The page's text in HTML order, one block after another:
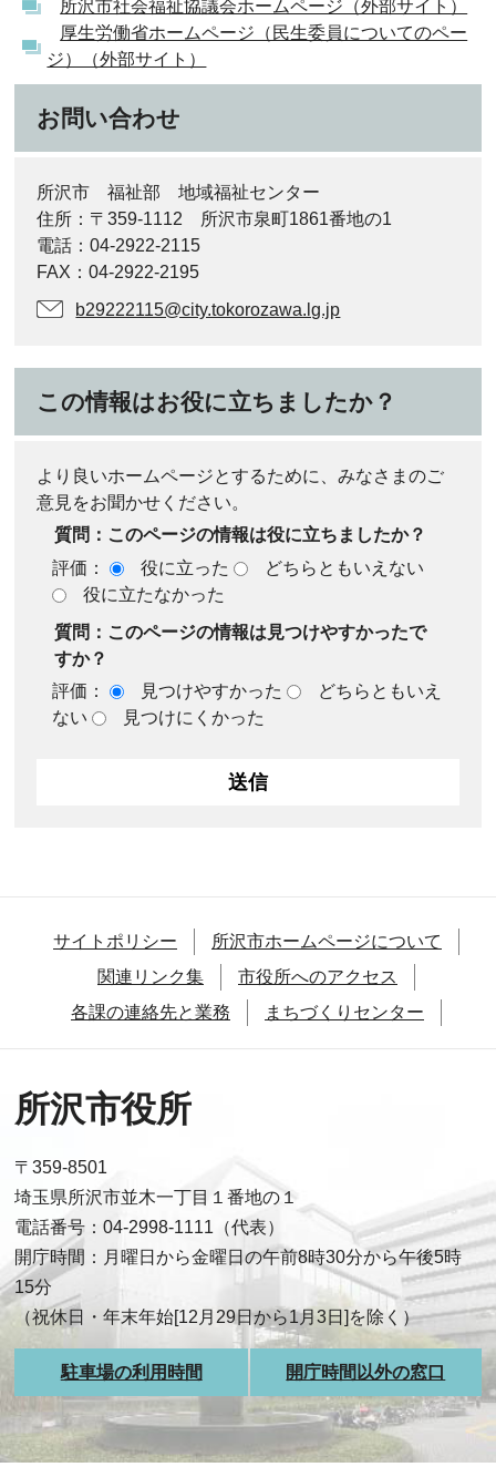
所沢市社会福祉協議会ホームページ（外部サイト）
厚生労働省ホームページ（民生委員についてのペー
ジ）（外部サイト）
お問い合わせ
所沢市 福祉部 地域福祉センター
住所：〒359‐1112 所沢市泉町1861番地の1
電話：04-2922-2115
FAX：04-2922‐2195
b29222115@city.tokorozawa.lg.jp
この情報はお役に立ちましたか？
より良いホームページとするために、みなさまのご
意見をお聞かせください。
質問：このページの情報は役に立ちましたか？
評価：
役に立った
どちらともいえない
役に立たなかった
質問：このページの情報は見つけやすかったで
すか？
評価：
見つけやすかった
どちらともいえ
ない
見つけにくかった
サイトポリシー
所沢市ホームページについて
関連リンク集
市役所へのアクセス
各課の連絡先と業務
まちづくりセンター
所沢市役所
〒359-8501
埼玉県所沢市並木一丁目１番地の１
電話番号：04-2998-1111（代表）
開庁時間：月曜日から金曜日の午前8時30分から午後5時
15分
（祝休日・年末年始[12月29日から1月3日]を除く）
駐車場の利用時間 開庁時間以外の窓口